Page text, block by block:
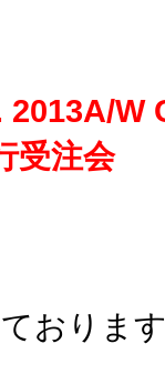
W
受注会
おりま